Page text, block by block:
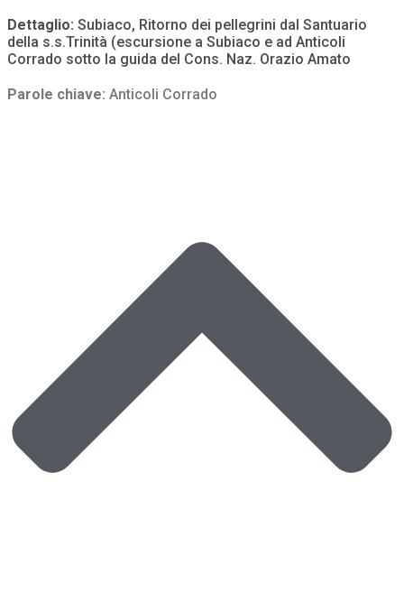
Dettaglio: Subiaco, Ritorno dei pellegrini dal Santuario
della s.s.Trinità (escursione a Subiaco e ad Anticoli
Corrado sotto la guida del Cons. Naz. Orazio Amato
Parole chiave: Anticoli Corrado